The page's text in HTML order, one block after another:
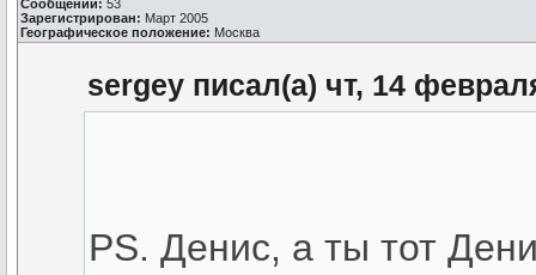
Сообщений: 53
Зарегистрирован: Март 2005
Географическое положение: Москва
sergey писал(а) чт, 14
PS. Денис, а ты тот